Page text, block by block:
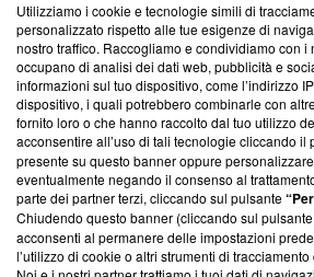
Questa sezione offre informazioni
News, sui nostri processi editoriali e su
creare news di qualità. Inoltre, afferma la
‘Trust Project - News with Integrity’
ancora membro del programma, ma ha
parte; Trust Project non ha ancora
conformità agli standard.
Su di noi
Team editoriale
Utilizziamo i cookie e tecnologie simili di
personalizzato rispetto alle tue esigenze di
nostro traffico. Raccogliamo e condividiamo con i
occupano di analisi dei dati web, pubblicità e
informazioni sul tuo dispositivo, come l’indirizzo
dispositivo, i quali potrebbero combinarle con
fornito loro o che hanno raccolto dal tuo utilizzo
acconsentire all’uso di tali tecnologie cliccando il
presente su questo banner oppure
eventualmente negando il consenso al
parte dei partner terzi, cliccando sul pulsante
Chiudendo questo banner (cliccando sul pulsante
acconsenti al permanere delle impostazioni
l’utilizzo di cookie o altri strumenti di